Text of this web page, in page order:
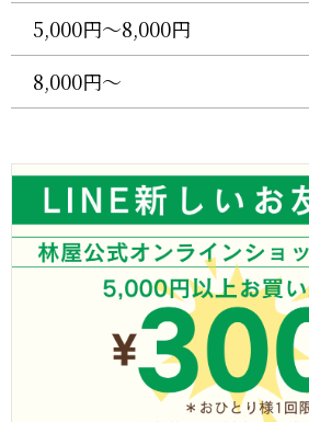
5,000円〜8,000円
8,000円〜